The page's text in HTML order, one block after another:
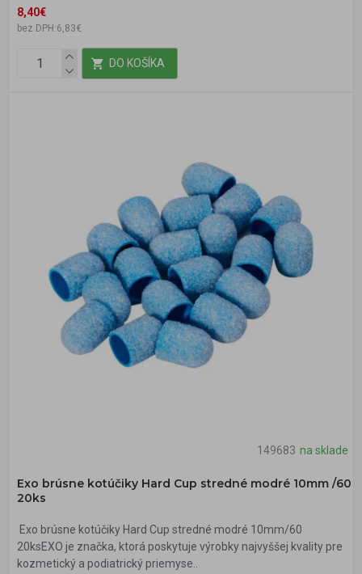
8,40€
bez DPH:6,83€
DO KOŠÍKA
149683 na sklade
Exo brúsne kotúčiky Hard Cup stredné modré 10mm /60
20ks
Exo brúsne kotúčiky Hard Cup stredné modré 10mm/60
20ksEXO je značka, ktorá poskytuje výrobky najvyššej kvality pre
kozmetický a podiatrický priemyse..